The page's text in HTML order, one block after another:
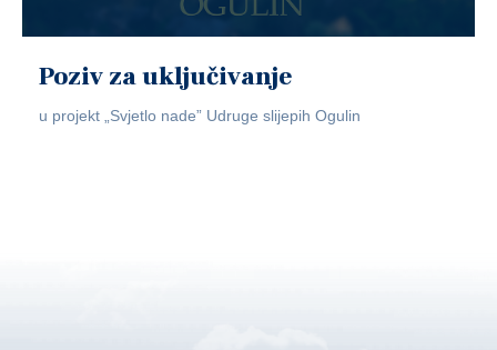
Poziv za uključivanje
u projekt „Svjetlo nade” Udruge slijepih Ogulin